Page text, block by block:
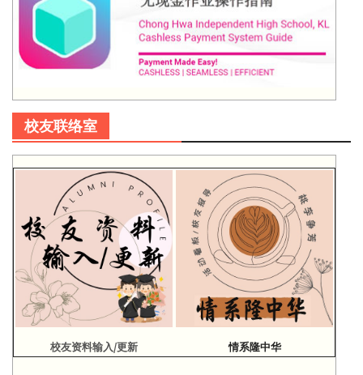
校友联络室
校友资料输入/更新 情系隆中华